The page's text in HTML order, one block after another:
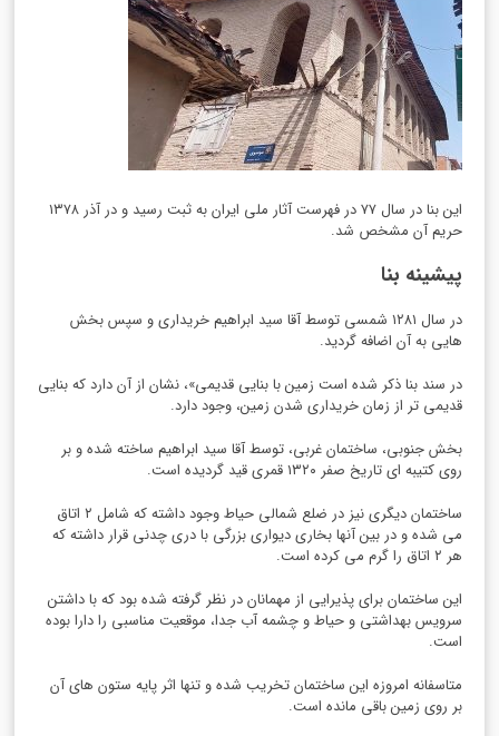
این بنا در سال ۷۷ در فهرست آثار ملی ایران به ثبت رسید و در آذر ۱۳۷۸
حریم آن مشخص شد.
پیشینه بنا
در سال ۱۲۸۱ شمسی توسط آقا سید ابراهیم خریداری و سپس بخش
هایی به آن اضافه گردید.
در سند بنا ذکر شده است زمین با بنایی قدیمی»، نشان از آن دارد که بنایی
قدیمی تر از زمان خریداری شدن زمین، وجود دارد.
بخش جنوبی، ساختمان غربی، توسط آقا سید ابراهیم ساخته شده و بر
روی کتیبه ای تاریخ صفر ۱۳۲۰ قمری قید گردیده است.
ساختمان دیگری نیز در ضلع شمالی حیاط وجود داشته که شامل ۲ اتاق
می شده و در بین آنها بخاری دیواری بزرگی با دری چدنی قرار داشته که
هر ۲ اتاق را گرم می کرده است.
این ساختمان برای پذیرایی از مهمانان در نظر گرفته شده بود که با داشتن
سرویس بهداشتی و حیاط و چشمه آب جدا، موقعیت مناسبی را دارا بوده
است.
متاسفانه امروزه این ساختمان تخریب شده و تنها اثر پایه ستون های آن
بر روی زمین باقی مانده است.